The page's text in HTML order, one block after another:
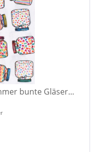
bunte Gläser...